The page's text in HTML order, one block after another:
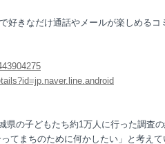
好きなだけ通話やメールが楽しめるコ
県の子どもたち約1万人に行った調査
てまちのために何かしたい」と考えて